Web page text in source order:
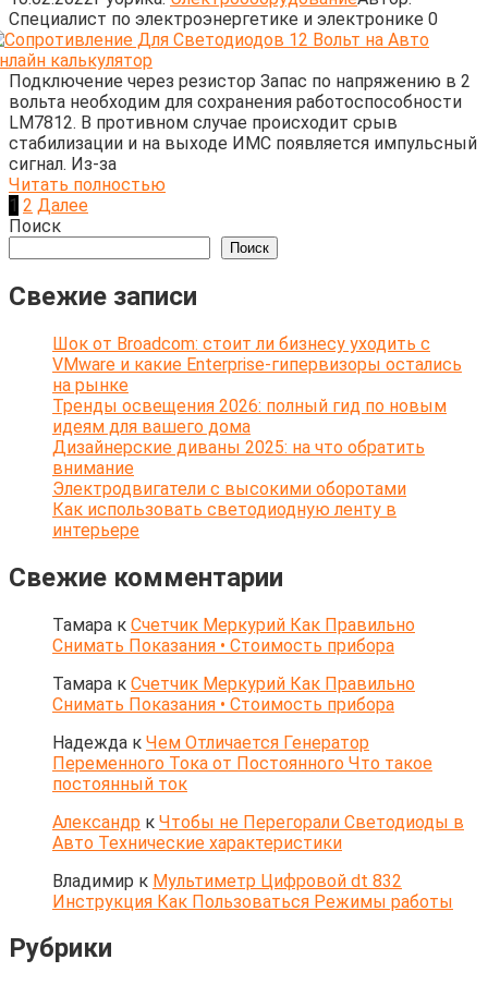
Cпециалист по электроэнергетике и электронике 0
Подключение через резистор Запас по напряжению в 2
вольта необходим для сохранения работоспособности
LM7812. В противном случае происходит срыв
стабилизации и на выходе ИМС появляется импульсный
сигнал. Из-за
Читать полностью
Пагинация
записей
1 2 Далее
Поиск
Поиск
Свежие записи
Шок от Broadcom: стоит ли бизнесу уходить с
VMware и какие Enterprise-гипервизоры остались
на рынке
Тренды освещения 2026: полный гид по новым
идеям для вашего дома
Дизайнерские диваны 2025: на что обратить
внимание
Электродвигатели с высокими оборотами
Как использовать светодиодную ленту в
интерьере
Свежие комментарии
Тамара к Счетчик Меркурий Как Правильно
Снимать Показания • Стоимость прибора
Тамара к Счетчик Меркурий Как Правильно
Снимать Показания • Стоимость прибора
Надежда к Чем Отличается Генератор
Переменного Тока от Постоянного Что такое
постоянный ток
Александр к Чтобы не Перегорали Светодиоды в
Авто Технические характеристики
Владимир к Мультиметр Цифровой dt 832
Инструкция Как Пользоваться Режимы работы
Рубрики